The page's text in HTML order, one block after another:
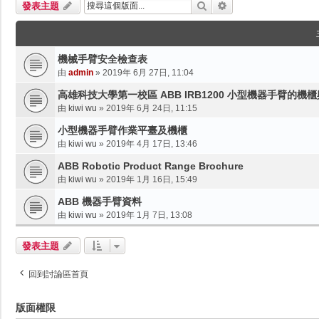
發表主題 搜尋
機械手臂安全檢查表
由 admin » 2019年 6月 27日, 11:04
高雄科技大學第一校區 ABB IRB1200 小型機器手臂的機櫃
由 kiwi wu » 2019年 6月 24日, 11:15
小型機器手臂作業平臺及機櫃
由 kiwi wu » 2019年 4月 17日, 13:46
ABB Robotic Product Range Brochure
由 kiwi wu » 2019年 1月 16日, 15:49
ABB 機器手臂資料
由 kiwi wu » 2019年 1月 7日, 13:08
發表主題
回到討論區首頁
版面權限